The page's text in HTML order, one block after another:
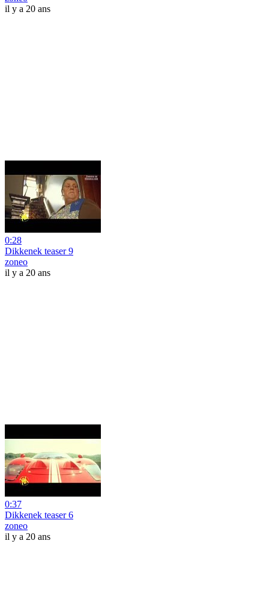
il y a 20 ans
0:28
Dikkenek teaser 9
zoneo
il y a 20 ans
0:37
Dikkenek teaser 6
zoneo
il y a 20 ans